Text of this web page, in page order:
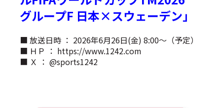
グループF 日本×スウェーデン」
■ 放送日時 ： 2026年6月26日(金) 8:00〜（予定）
■ ＨＰ ： https://www.1242.com
■ Ｘ ： @sports1242